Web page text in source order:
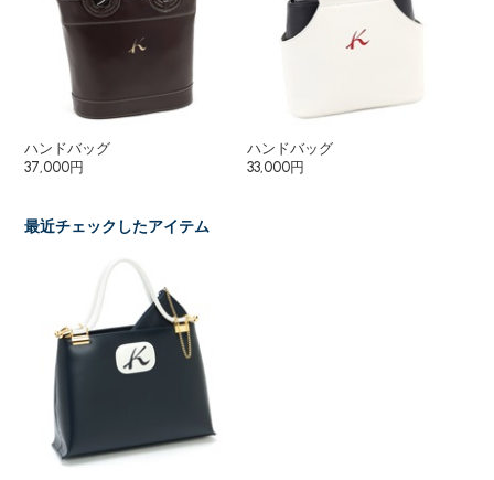
ハンドバッグ
37,000円
ハンドバッグ
33,000円
最近チェックしたアイテム